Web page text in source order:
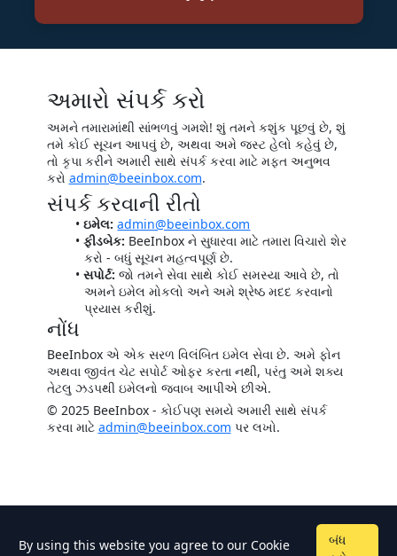
અમારો સંપર્ક કરો
અમને તમારામાંથી સાંભળવું ગમશે! શું તમને કશુંક પૂછવું છે, શું
તમે કોઈ સૂચન આપવું છે, અથવા અમે જસ્ટ હેલો કહેવું છે,
તો કૃપા કરીને અમારી સાથે સંપર્ક કરવા માટે મફત અનુભવ
કરો admin@beeinbox.com.
સંપર્ક કરવાની રીતો
ઇમેલ: admin@beeinbox.com
ફીડબેક: BeeInbox ને સુધારવા માટે તમારા વિચારો શેર
કરો - બધું સૂચન મહત્વપૂર્ણ છે.
સપોર્ટ: જો તમને સેવા સાથે કોઈ સમસ્યા આવે છે, તો
અમને ઇમેલ મોકલો અને અમે શ્રેષ્ઠ મદદ કરવાનો
પ્રયાસ કરીશું.
નોંધ
BeeInbox એ એક સરળ વિલંબિત ઇમેલ સેવા છે. અમે ફોન
અથવા જીવંત ચેટ સપોર્ટ ઓફર કરતા નથી, પરંતુ અમે શક્ય
તેટલુ ઝડપથી ઇમેલનો જવાબ આપીએ છીએ.
© 2025 BeeInbox - કોઈપણ સમયે અમારી સાથે સંપર્ક
કરવા માટે admin@beeinbox.com પર લખો.
By using this website you agree to our Cookie
બંધ